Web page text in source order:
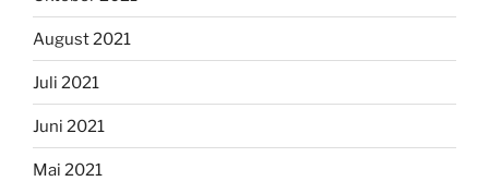
August 2021
Juli 2021
Juni 2021
Mai 2021